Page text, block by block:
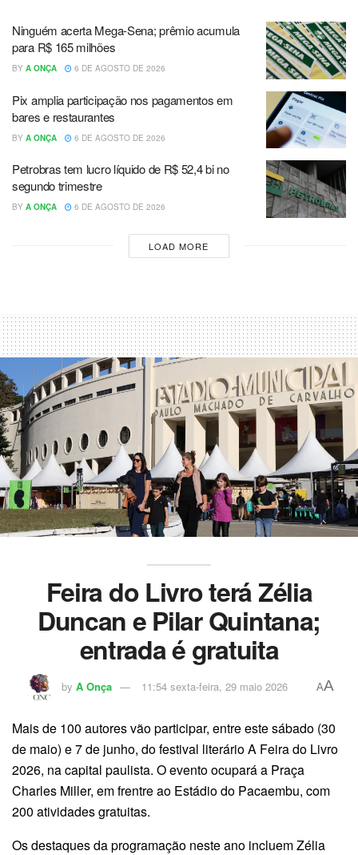
Ninguém acerta Mega-Sena; prêmio acumula
para R$ 165 milhões
BY A ONÇA 6 DE AGOSTO DE 2026
Pix amplia participação nos pagamentos em
bares e restaurantes
BY A ONÇA 6 DE AGOSTO DE 2026
Petrobras tem lucro líquido de R$ 52,4 bi no
segundo trimestre
BY A ONÇA 6 DE AGOSTO DE 2026
LOAD MORE
Feira do Livro terá Zélia
Duncan e Pilar Quintana;
entrada é gratuita
by A Onça 11:54 sexta-feira, 29 maio 2026 AA
Mais de 100 autores vão participar, entre este sábado (30
de maio) e 7 de junho, do festival literário A Feira do Livro
2026, na capital paulista. O evento ocupará a Praça
Charles Miller, em frentre ao Estádio do Pacaembu, com
200 atividades gratuitas.
Os destaques da programação neste ano incluem Zélia